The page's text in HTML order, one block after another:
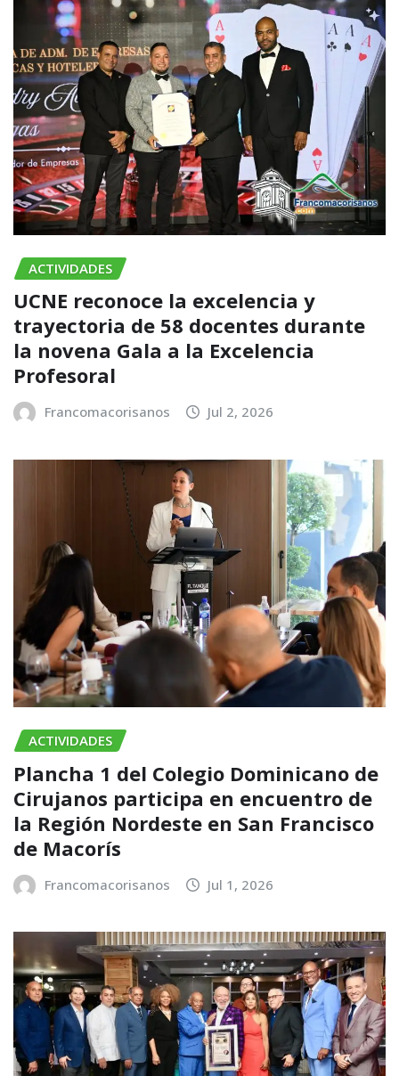
ACTIVIDADES
UCNE reconoce la excelencia y
trayectoria de 58 docentes durante
la novena Gala a la Excelencia
Profesoral
Francomacorisanos Jul 2, 2026
ACTIVIDADES
Plancha 1 del Colegio Dominicano de
Cirujanos participa en encuentro de
la Región Nordeste en San Francisco
de Macorís
Francomacorisanos Jul 1, 2026